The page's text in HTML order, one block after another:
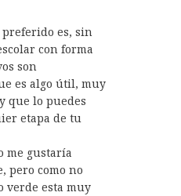
es, sin
con forma
son
es algo útil, muy
que lo puedes
etapa de tu
me gustaría
pero como no
verde esta muy